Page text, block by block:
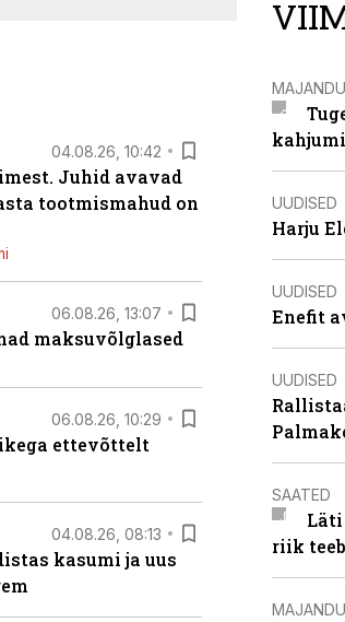
04.08.26, 10:42
Juhid avavad
tootmismahud on
06.08.26, 13:07
maksuvõlglased
06.08.26, 10:29
ettevõttelt
04.08.26, 08:13
kasumi ja uus
UUDISED
Harju
UUDISED
Enefit
UUDISED
SAATED
riik